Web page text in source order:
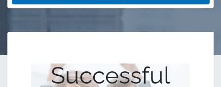
Successful